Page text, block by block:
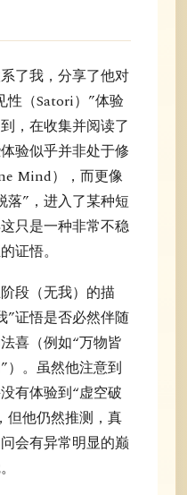
了我，分享了他对
性（Satori）”体验
，在收集并阅读了
验似乎并非处于修
Mind），而更像
落”，进入了某种短
只是一种非常不稳
证悟。
段（无我）的描
”证悟是否必然伴随
喜（例如“万物皆
）。虽然他注意到
有体验到“虚空破
但他仍然推测，真
会有异常明显的巅